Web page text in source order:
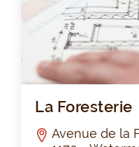
La Foresterie
Avenue de la